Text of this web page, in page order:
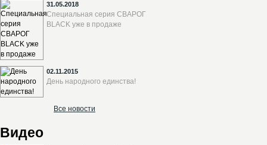
31.05.2018
Специальная серия СВАРОГ
BLACK уже в продаже
02.11.2015
День народного единства!
Все новости
Видео